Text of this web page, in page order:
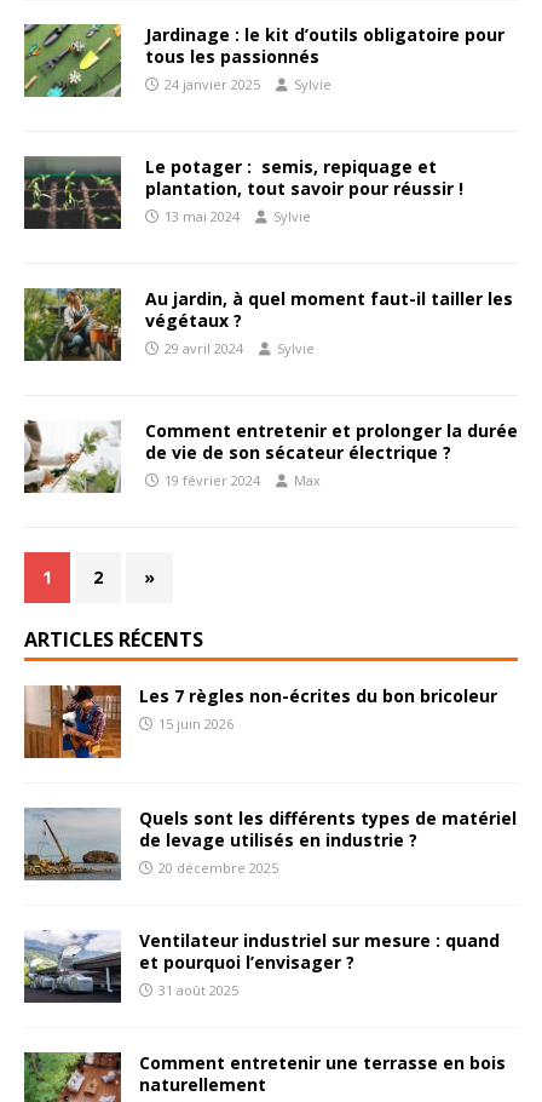
Jardinage : le kit d’outils obligatoire pour
tous les passionnés
24 janvier 2025 Sylvie
Le potager : semis, repiquage et
plantation, tout savoir pour réussir !
13 mai 2024 Sylvie
Au jardin, à quel moment faut-il tailler les
végétaux ?
29 avril 2024 Sylvie
Comment entretenir et prolonger la durée
de vie de son sécateur électrique ?
19 février 2024 Max
1 2 »
ARTICLES RÉCENTS
Les 7 règles non-écrites du bon bricoleur
15 juin 2026
Quels sont les différents types de matériel
de levage utilisés en industrie ?
20 décembre 2025
Ventilateur industriel sur mesure : quand
et pourquoi l’envisager ?
31 août 2025
Comment entretenir une terrasse en bois
naturellement